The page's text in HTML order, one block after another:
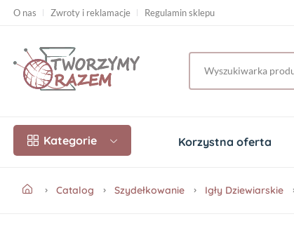
O nas Zwroty i reklamacje Regulamin sklepu
Kategorie Korzystna oferta
Catalog Szydełkowanie Igły Dziewiarskie